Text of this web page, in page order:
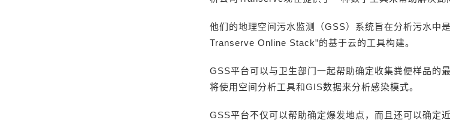
他们的地理空间污水监测（GSS）系统旨在分析污水中
Transerve Online Stack”的基于云的工具构建。
GSS平台可以与卫生部门一起帮助确定收集粪便样品的
将使用空间分析工具和GIS数据来分析感染模式。
GSS平台不仅可以帮助确定爆发地点，而且还可以确定近